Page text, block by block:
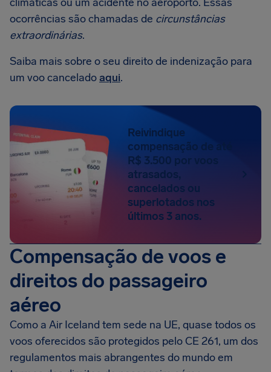
ocorrências são chamadas de circunstâncias
extraordinárias.
Saiba mais sobre o seu direito de indenização para
um voo canceladoaqui.
Reivindique
compensação de até
R$ 3.500 por voos
atrasados,
cancelados ou
superlotados nos
últimos 3 anos.
Compensação de voos e
direitos do passageiro
aéreo
Como a Air Iceland tem sede na UE, quase todos os
voos oferecidos são protegidos pelo CE 261, um dos
regulamentos mais abrangentes do mundo em